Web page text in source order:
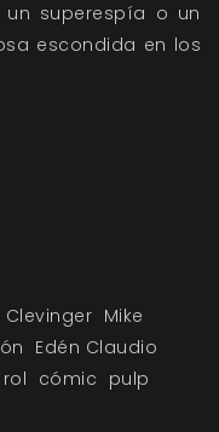
superespía o un
escondida en los
Clevinger Mike
Edén Claudio
rol cómic pulp